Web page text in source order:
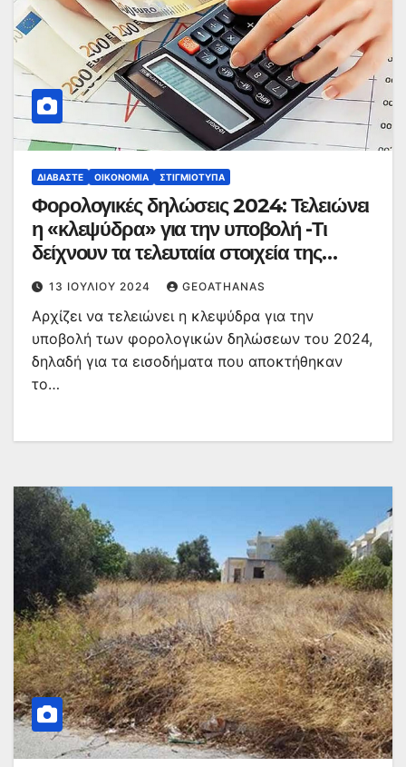
ΔΙΑΒΆΣΤΕ ΟΙΚΟΝΟΜΊΑ ΣΤΙΓΜΙΌΤΥΠΑ
Φορολογικές δηλώσεις 2024: Τελειώνει
η «κλεψύδρα» για την υποβολή -Τι
δείχνουν τα τελευταία στοιχεία της
ΑΑΔΕ
13 ΙΟΥΛΊΟΥ 2024 GEOATHANAS
Αρχίζει να τελειώνει η κλεψύδρα για την
υποβολή των φορολογικών δηλώσεων του 2024,
δηλαδή για τα εισοδήματα που αποκτήθηκαν
το…